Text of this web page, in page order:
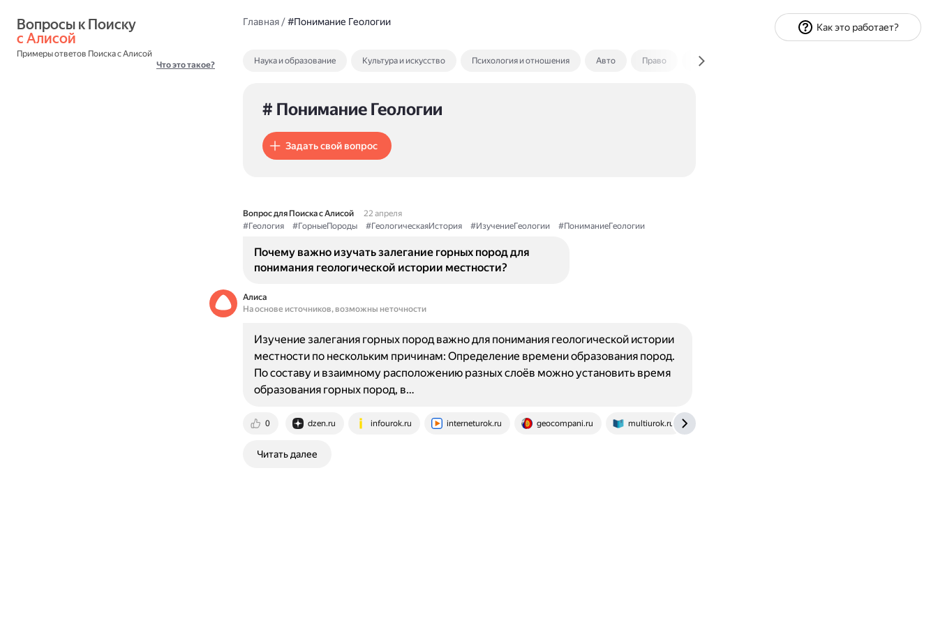
с Алисой
Примеры ответов Поиска с Алисой
Что это такое?
Главная/#Понимание Геологии
Наука и образование Культура и искусство Психология и отношения Авто Право Экономика и финансы
# Понимание Геологии
Задать свой вопрос
Вопрос для Поиска с Алисой
22 апреля
#Геология
#ГорныеПороды #ГеологическаяИстория #ИзучениеГеологии #ПониманиеГеологии
Почему важно изучать залегание горных пород для
понимания геологической истории местности?
Алиса
На основе источников, возможны неточности
0 dzen.ru infourok.ru interneturok.ru geocompani.ru multiurok.ru
Изучение залегания горных пород важно для понимания геологической истории
местности по нескольким причинам: Определение времени образования пород.
По составу и взаимному расположению разных слоёв можно установить время
образования горных пород, в…
Читать далее
Как это работает?